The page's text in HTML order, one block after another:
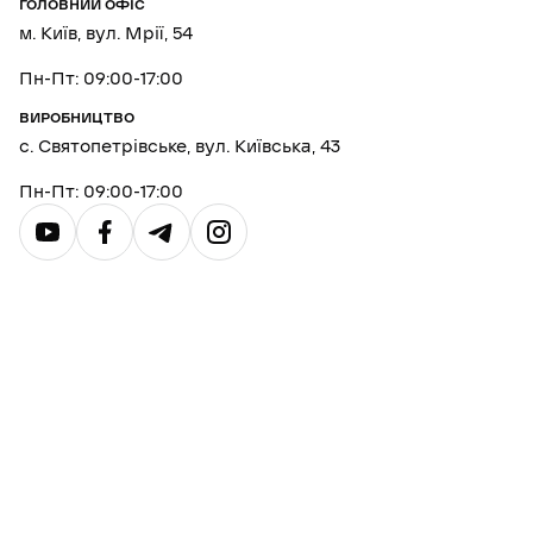
Щільність: вага матеріалу становить
приблизно 1400–1450 кг/м³. Це створює помірне
надзвичайній міцності самого листа.
Водопоглинання: коефіцієнт майже нульовий.
Навіть при прямому контакті з водою протягом
доби HPL плита не розшаровується і не змінює
Стійкість до графіті: завдяки відсутності пор на
поверхні будь-які забруднення, включаючи
фарбу з балончиків, легко видаляються
ГОЛОВНИЙ ОФІС
м. Київ, вул. Мрії, 54
Пн-Пт: 09:00-17:00
ВИРОБНИЦТВО
с. Святопетрівське, вул. Київська, 43
Пн-Пт: 09:00-17:00